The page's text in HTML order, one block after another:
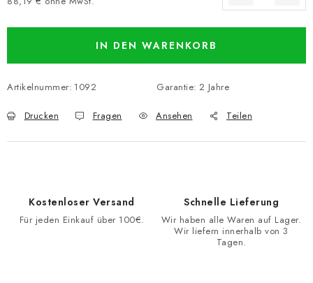
IN DEN WARENKORB
Artikelnummer: 1092 Garantie: 2 Jahre
Drucken Fragen Ansehen Teilen
Kostenloser Versand
Für jeden Einkauf über 100€.
Schnelle Lieferung
Wir haben alle Waren auf Lager.
Wir liefern innerhalb von 3
Tagen.